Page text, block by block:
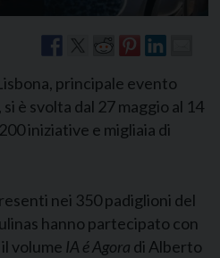
principale evento
è svolta dal 27 maggio al 14
iniziative e migliaia di
nei 350 padiglioni del
hanno partecipato con
volume IA é Agora di Alberto